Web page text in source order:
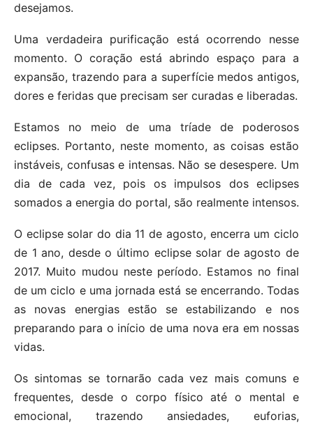
desejamos.
Uma verdadeira purificação está ocorrendo nesse
momento. O coração está abrindo espaço para a
expansão, trazendo para a superfície medos antigos,
dores e feridas que precisam ser curadas e liberadas.
Estamos no meio de uma tríade de poderosos
eclipses. Portanto, neste momento, as coisas estão
instáveis, confusas e intensas. Não se desespere. Um
dia de cada vez, pois os impulsos dos eclipses
somados a energia do portal, são realmente intensos.
O eclipse solar do dia 11 de agosto, encerra um ciclo
de 1 ano, desde o último eclipse solar de agosto de
2017. Muito mudou neste período. Estamos no final
de um ciclo e uma jornada está se encerrando. Todas
as novas energias estão se estabilizando e nos
preparando para o início de uma nova era em nossas
vidas.
Os sintomas se tornarão cada vez mais comuns e
frequentes, desde o corpo físico até o mental e
emocional, trazendo ansiedades, euforias,